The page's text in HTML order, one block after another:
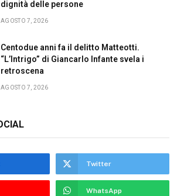
dignità delle persone
AGOSTO 7, 2026
Centodue anni fa il delitto Matteotti.
“L’Intrigo” di Giancarlo Infante svela i
retroscena
AGOSTO 7, 2026
Twitter
WhatsApp